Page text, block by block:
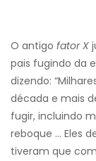
O antigo fator X
pais fugindo da
dizendo:
década e mais
fugir, incluindo
reboque ... Eles
tiveram que